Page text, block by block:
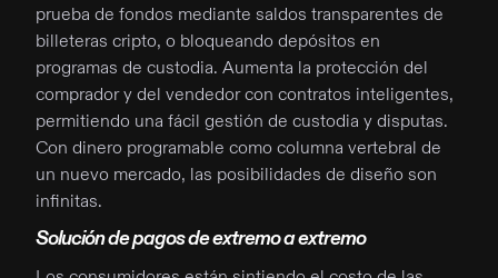
prueba de fondos mediante saldos transparentes de
billeteras cripto, o bloqueando depósitos en
programas de custodia. Aumenta la protección del
comprador y del vendedor con contratos inteligentes,
permitiendo una fácil gestión de custodia y disputas.
Con dinero programable como columna vertebral de
un nuevo mercado, las posibilidades de diseño son
infinitas.
Solución de pagos de extremo a extremo